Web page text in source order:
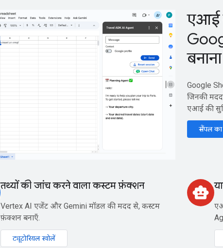
एआई
बनाना
Google
जिनकी
एआई की
सैंपल का
तथ्यों की जांच करने वाला कस्टम फ़ंक्शन
Vertex AI एजेंट और Gemini मॉडल की मदद से, कस्टम
फ़ंक्शन बनाएँ.
ट्यूटोरियल खोलें
smart_toy